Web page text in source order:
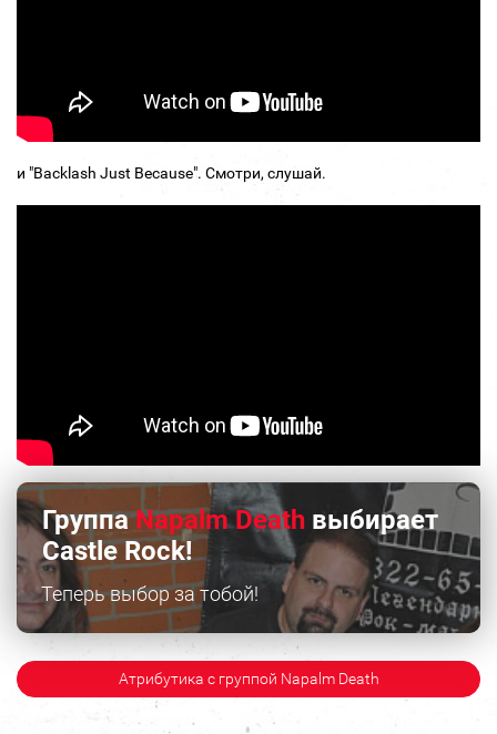
и "Backlash Just Because". Смотри, слушай.
ГруппаNapalm Death выбирает
Castle Rock!
Теперь выбор за тобой!
Атрибутика с группой Napalm Death